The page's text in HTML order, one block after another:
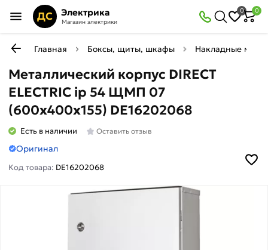
ДС Электрика
Магазин электрики
0 0
Главная Боксы, щиты, шкафы Накладные
Металлический корпус DIRECT
ELECTRIC ip 54 ЩМП 07
(600x400x155) DE16202068
Есть в наличии Оставить отзыв
Оригинал
Код товара: DE16202068